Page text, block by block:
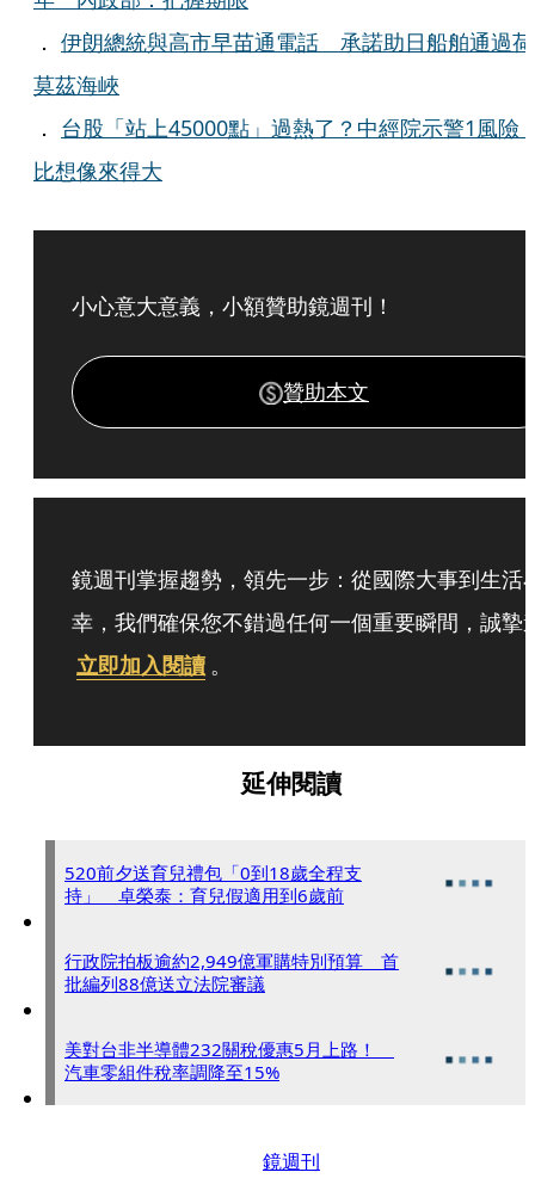
． 伊朗總統與高市早苗通電話 承諾助日船舶通過荷
莫茲海峽
． 台股「站上45000點」過熱了？中經院示警1風險
比想像來得大
小心意大意義，小額贊助鏡週刊！
贊助本文
鏡週刊掌握趨勢，領先一步：從國際大事到生活
幸，我們確保您不錯過任何一個重要瞬間，誠摯
立即加入閱讀 。
延伸閱讀
520前夕送育兒禮包「0到18歲全程支
持」 卓榮泰：育兒假適用到6歲前
行政院拍板逾約2,949億軍購特別預算 首
批編列88億送立法院審議
美對台非半導體232關稅優惠5月上路！
汽車零組件稅率調降至15%
鏡週刊